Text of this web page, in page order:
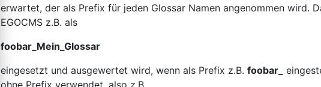
erwartet, der als Prefix für jeden Glossar Namen angenommen wird.
EGOCMS z.B. als
foobar_Mein_Glossar
eingesetzt und ausgewertet wird, wenn als Prefix z.B. foobar_
ohne Prefix verwendet, also z.B.